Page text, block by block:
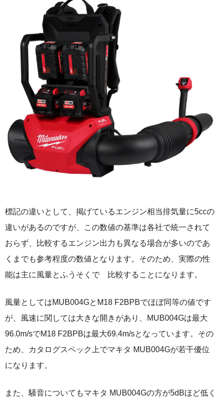
標記の違いとして、掲げているエンジン相当排気量に5ccの
違いがあるのですが、この数値の基準は各社で統一されて
おらず、比較するエンジン出力も異なる場合が多いのであ
くまでも参考程度の数値となります。そのため、実際の性
能は主に風量とふうそくで 比較することになります。
風量としてはMUB004GとM18 F2BPBでほぼ同等の値です
が、風速に関しては大きな開きがあり、MUB004Gは最大
96.0m/sでM18 F2BPBは最大69.4m/sとなっています。その
ため、カタログスペック上でマキタ MUB004Gが若干優位
になります。
また、騒音についてもマキタ MUB004Gの方が5dBほど低く